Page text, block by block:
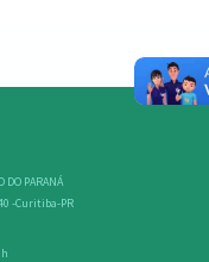
DO PARANÁ
-Curitiba-PR